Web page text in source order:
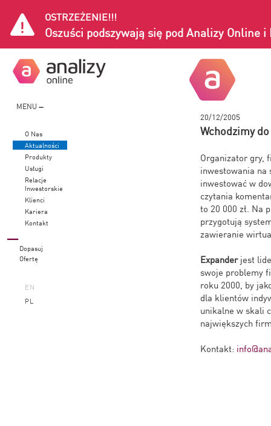
OSTRZEŻENIE!!!
Oszuści podszywają się pod Analizy Online i
MENU
O Nas
Aktualności
Produkty
Usługi
Relacje
Inwestorskie
Klienci
Kariera
Kontakt
Dopasuj
Ofertę
EN
PL
20/12/2005
Wchodzimy
Organizator gry,
inwestowania na
inwestować w
czytania
to 20 000 zł. Na
przygotują
zawieranie
Expanderjest
swoje problemy
roku 2000, by
dla klientów
unikalne w skali
największych
Kontakt: